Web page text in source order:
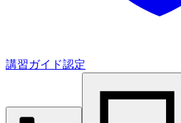
講習ガイド認定